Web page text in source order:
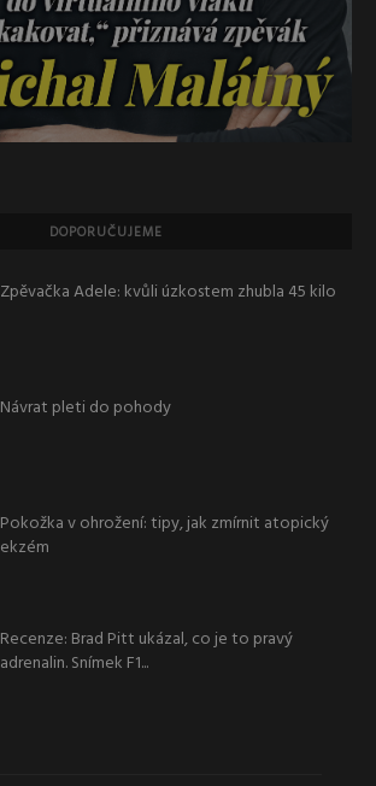
DOPORUČUJEME
Zpěvačka Adele: kvůli úzkostem zhubla 45 kilo
Návrat pleti do pohody
Pokožka v ohrožení: tipy, jak zmírnit atopický
ekzém
Recenze: Brad Pitt ukázal, co je to pravý
adrenalin. Snímek F1...